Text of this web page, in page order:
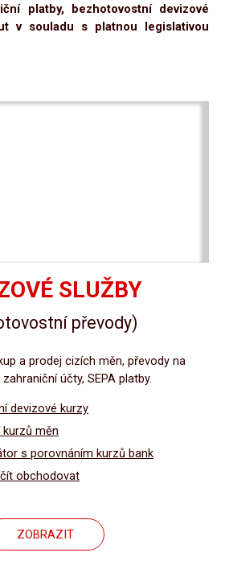
platby, bezhotovostní devizové
v souladu s platnou legislativou
SLUŽBY
převody)
a prodej cizích měn, převody na
účty, SEPA platby.
devizové kurzy
kurzů měn
s porovnáním kurzů bank
obchodovat
ZOBRAZIT